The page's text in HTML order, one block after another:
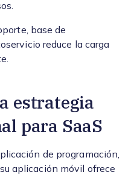
base de
reduce la carga
estrategia
para SaaS
de programación,
aplicación móvil ofrece